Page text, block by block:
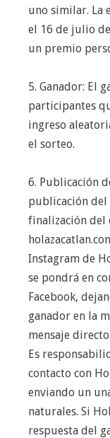
uno similar. La
el 16 de julio
un premio
5. Ganador: El
participantes
ingreso
el sorteo.
6. Publicación
publicación del
finalización del
Instagram de
se pondrá en
Facebook,
ganador en la
mensaje directo.
Es
contacto con
enviando un
naturales. Si
respuesta del